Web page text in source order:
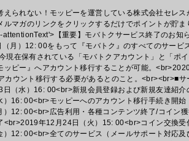
えられない！モッピーを運営している株式会社セレス
ルマガのリンクをクリックするだけでポイントが貯ま
【重要】モバトクサービス終了のお知
月）12: 00をもって『モバトク』のすべてのサービ
現在保有されている「モバトクアカウント」と「ポイ
ッピー』へアカウント移行することが可能。
カウント移行する必要があるとのこと。<br><br>■サ
（水）16: 00<br>新規会員登録および新規友達紹介
16: 00<br>モッピーへのアカウント移行手続き開始
12: 00<br>広告利用・各種コンテンツ終了/コイン
<br>2019年12月24日（火）15: 00<br>コイン交換受
12: 00<br>全てのサービス（メールサポート対応及